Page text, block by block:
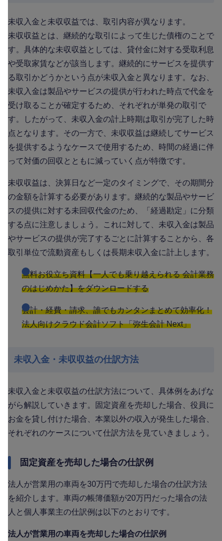
未収入金と未収収益では、取引内容が異なります。
未収収益とは、継続的な取引によって生じた債権のことで
す。具体的な未収収益としては、貸付金に対する受取利息
や受取家賃などが該当します。継続的にサービスを提供す
る取引かどうかという点が未収入金と異なります。なお、
未収入金は製品やサービスの提供が行われた時点で代金を
受け取ることが確定するため、それぞれが単発の取引で
す。したがって、未収入金の計上時期は取引が完了した時
点となります。その一方で、未収収益は継続してサービス
を提供するようなケースで使用するため、時間の経過に伴
って対価の回収とともに減っていく点が特徴です。
未収収益は、決算日など一定のタイミングで、その期間分
の金額を計算する必要があります。継続的な製品やサービ
スの提供に対する未回収代金のため、「経過勘定」に分類
する点に注意しましょう。これに対して、未収入金は製品
やサービスの提供が完了するごとに計算することから、各
取引単位で流動資産もしくは長期未収入金に計上します。
無料お役立ち資料【一人でも乗り越えられる 会計業務
のはじめかた】をダウンロードする
会計・経費・請求、誰でもカンタンまとめて効率化！
法人向けクラウド会計ソフト「弥生会計 Next」
未収入金・未収収益の仕訳方法
未収入金と未収収益の仕訳方法について、具体例をあげな
がら解説していきます。固定資産を売却した場合、役員に
お金を貸し付けた場合、本業以外の収入が発生した場合、
それぞれのケースについて仕訳方法を見ていきましょう。
固定資産を売却した場合の仕訳例
法人が営業用の車両を30万円で売却した場合の仕訳方法
を紹介します。車両の帳簿価額が20万円だった場合の法
人と個人事業主の仕訳例は以下のとおりです。
法人が営業用の車両を売却した場合の仕訳例